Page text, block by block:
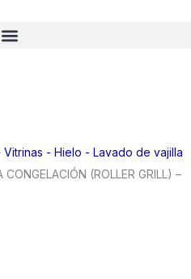
- Hielo - Lavado de vajilla
CONGELACIÓN (ROLLER GRILL) –